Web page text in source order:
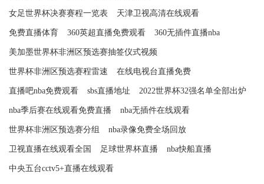
女足世界杯决赛赛程一览表 天津卫视高清在线观看
免费直播体育 360英超直播免费观看 360无插件直播nba
美加墨世界杯非洲区预选赛抽签仪式视频
世界杯非洲区预选赛程雷速 在线电视台直播免费
直播吧nba免费观看 sbs直播地址 2022世界杯32强名单全部出炉
nba季后赛在线观看免费直播 nba无插件在线观看
世界杯非洲区预选赛分组 nba录像免费全场回放
卫视直播在线观看全国 足球世界杯直播 nba快船直播
中央五台cctv5+直播在线观看